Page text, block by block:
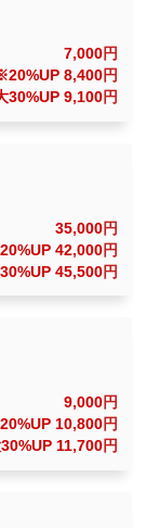
7,000円
8,400円
30%UP 9,100円
35,000円
42,000円
45,500円
9,000円
10,800円
11,700円